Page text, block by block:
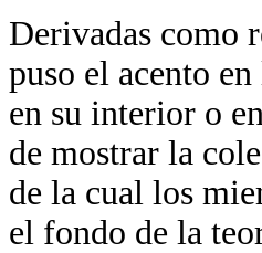
Derivadas como
puso el acento
en su interior o
de mostrar la
de la cual los
el fondo de la